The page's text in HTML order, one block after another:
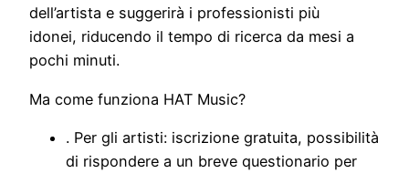
dell’artista e suggerirà i professionisti più
idonei, riducendo il tempo di ricerca da mesi a
pochi minuti.
Ma come funziona HAT Music?
. Per gli artisti: iscrizione gratuita, possibilità
di rispondere a un breve questionario per